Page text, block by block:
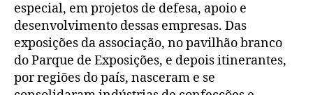
especial, em projetos de defesa, apoio e
desenvolvimento dessas empresas. Das
exposições da associação, no pavilhão branco
do Parque de Exposições, e depois itinerantes,
por regiões do país, nasceram e se